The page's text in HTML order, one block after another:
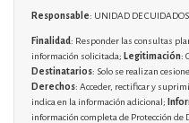
Responsable: UNIDAD DE CUIDADOS
Finalidad: Responder las consultas
información solicitada; Legitimación:
Destinatarios: Solo se realizan
Derechos: Acceder, rectificar y
indica en la información adicional;
información completa de Protección de